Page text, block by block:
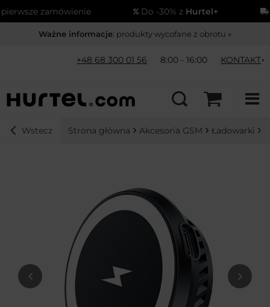
zamówienie Do -30% zHurtel+
Ważne informacje: produkty wycofane z obrotu »
+48 68 300 01 56 8:00 - 16:00 KONTAKT
Wstecz Strona główna Akcesoria GSM Ładowarki